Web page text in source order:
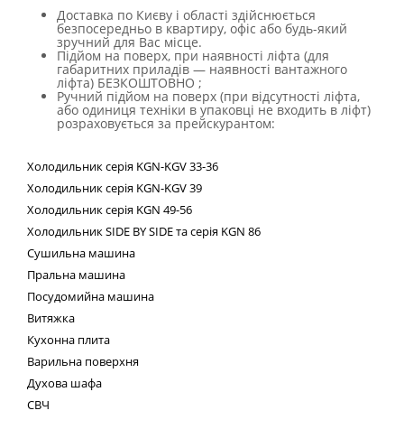
Доставка по Києву і області здійснюється
безпосередньо в квартиру, офіс або будь-який
зручний для Вас місце.
Підйом на поверх, при наявності ліфта (для
габаритних приладів — наявності вантажного
ліфта) БЕЗКОШТОВНО ;
Ручний підйом на поверх (при відсутності ліфта,
або одиниця техніки в упаковці не входить в ліфт)
розраховується за прейскурантом:
Холодильниксерія KGN-KGV33-36
Холодильник серія KGN-KGV39
Холодильник серія KGN 49-56
ХолодильникSIDE BYSIDEта серія KGN 86
Сушильна машина
Пральна машина
Посудомийна машина
Витяжка
Кухонна плита
Варильна поверхня
Духова шафа
СВЧ